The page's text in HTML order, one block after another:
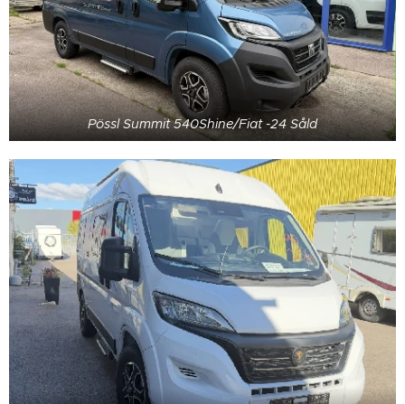
Pössl Summit 540Shine/Fiat -24 Såld